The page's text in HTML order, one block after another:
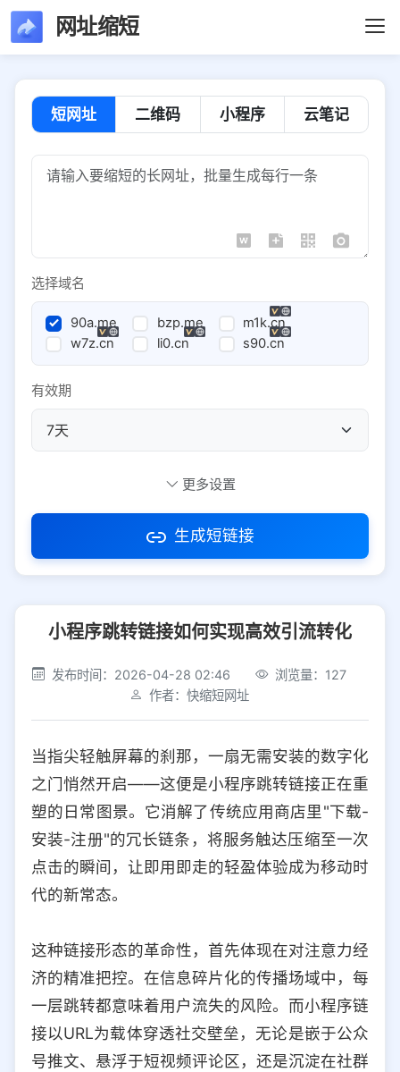
网址缩短
短网址 二维码 小程序 云笔记
选择域名
90a.me bzp.me
m1k.cn
w7z.cn
li0.cn s90.cn
有效期
访问密码
社交平台 电商平台
选择防红平台类型，避免链接被拦截
iOS Android PC 其他
选择允许访问的平台类型
更多设置
生成短链接
小程序跳转链接如何实现高效引流转化
发布时间：2026-04-28 02:46
浏览量：127
作者：快缩短网址
当指尖轻触屏幕的刹那，一扇无需安装的数字化
之门悄然开启——这便是小程序跳转链接正在重
塑的日常图景。它消解了传统应用商店里"下载-
安装-注册"的冗长链条，将服务触达压缩至一次
点击的瞬间，让即用即走的轻盈体验成为移动时
代的新常态。
这种链接形态的革命性，首先体现在对注意力经
济的精准把控。在信息碎片化的传播场域中，每
一层跳转都意味着用户流失的风险。而小程序链
接以URL为载体穿透社交壁垒，无论是嵌于公众
号推文、悬浮于短视频评论区，还是沉淀在社群